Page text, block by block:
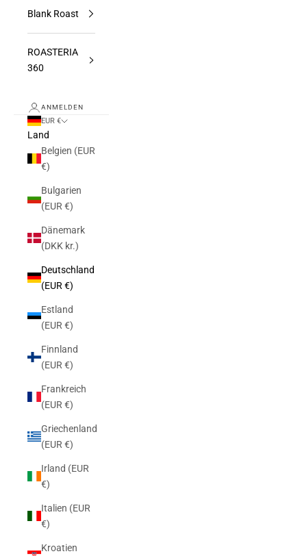
Blank Roast
ROASTERIA
360
ANMELDEN
EUR €
Land
Belgien (EUR
€)
Bulgarien
(EUR €)
Dänemark
(DKK kr.)
Deutschland
(EUR €)
Estland
(EUR €)
Finnland
(EUR €)
Frankreich
(EUR €)
Griechenland
(EUR €)
Irland (EUR
€)
Italien (EUR
€)
Kroatien